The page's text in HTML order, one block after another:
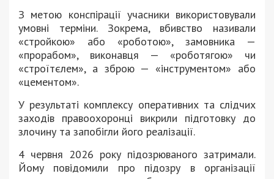
З метою конспірації учасники використовували
умовні терміни. Зокрема, вбивство називали
«стройкою» або «роботою», замовника —
«прорабом», виконавця — «роботягою» чи
«строїтєлем», а зброю — «інструментом» або
«цементом».
У результаті комплексу оперативних та слідчих
заходів правоохоронці викрили підготовку до
злочину та запобігли його реалізації.
4 червня 2026 року підозрюваного затримали.
Йому повідомили про підозру в організації